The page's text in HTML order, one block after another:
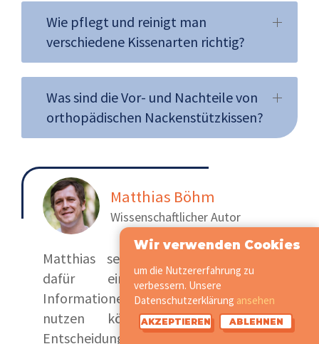
Wie pflegt und reinigt man
verschiedene Kissenarten richtig?
Was sind die Vor- und Nachteile von
orthopädischen Nackenstützkissen?
Matthias Böhm
Wissenschaftlicher Autor
Matthias setzt sich leidenschaftlich
dafür ein, Menschen mit
Informationen zu versorgen, die sie
nutzen können, um sinnvolle
Entscheidungen über ihre Gesundheit
Wir verwenden Cookies
um die Nutzererfahrung zu
verbessern. Unsere
Datenschutzerklärung ansehen
AKZEPTIEREN ABLEHNEN